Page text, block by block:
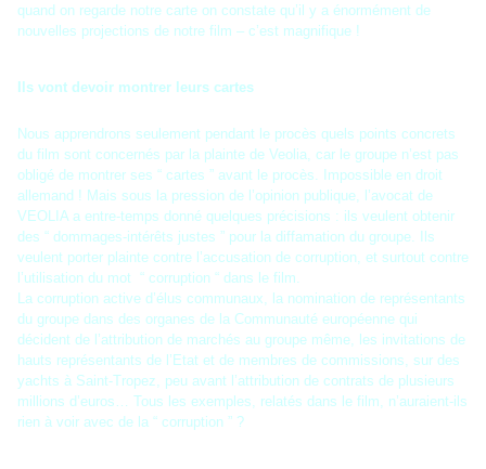
quand on regarde notre carte on constate qu’il y a énormément de
nouvelles projections de notre film – c’est magnifique !
Ils vont devoir montrer leurs cartes
Nous apprendrons seulement pendant le procès quels points concrets
du film sont concernés par la plainte de Veolia, car le groupe n’est pas
obligé de montrer ses “ cartes ” avant le procès. Impossible en droit
allemand ! Mais sous la pression de l’opinion publique, l’avocat de
VEOLIA a entre-temps donné quelques précisions : ils veulent obtenir
des “ dommages-intérêts justes ” pour la diffamation du groupe. Ils
veulent porter plainte contre l’accusation de corruption, et surtout contre
l’utilisation du mot “ corruption “ dans le film.
La corruption active d’élus communaux, la nomination de représentants
du groupe dans des organes de la Communauté européenne qui
décident de l’attribution de marchés au groupe même, les invitations de
hauts représentants de l’Etat et de membres de commissions, sur des
yachts à Saint-Tropez, peu avant l’attribution de contrats de plusieurs
millions d’euros… Tous les exemples, relatés dans le film, n’auraient-ils
rien à voir avec de la “ corruption ” ?